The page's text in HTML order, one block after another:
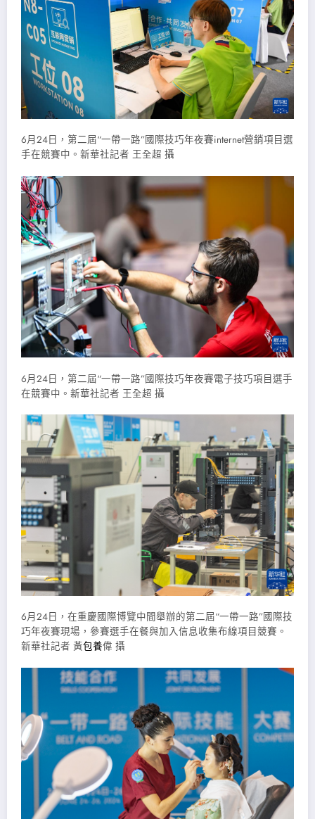
6月24日，第二屆“一帶一路”國際技巧年夜賽internet營銷項目選
手在競賽中。新華社記者 王全超 攝
6月24日，第二屆“一帶一路”國際技巧年夜賽電子技巧項目選手
在競賽中。新華社記者 王全超 攝
6月24日，在重慶國際博覽中間舉辦的第二屆“一帶一路”國際技
巧年夜賽現場，參賽選手在餐與加入信息收集布線項目競賽。
新華社記者 黃包養偉 攝